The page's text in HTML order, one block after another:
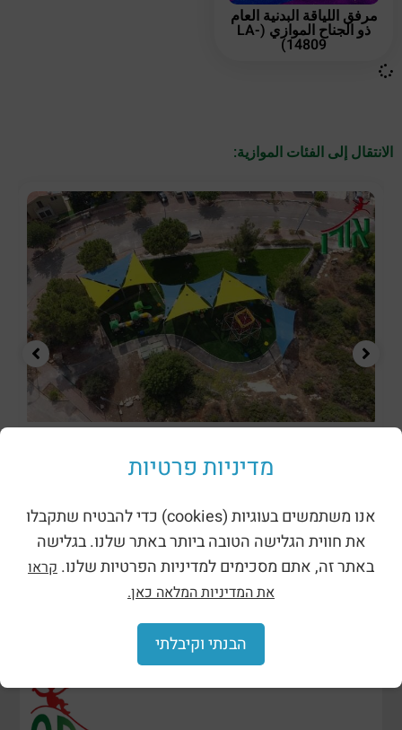
مرفق اللياقة البدنية العام
ذو الجناح الموازي (LA-
14809)
الانتقال إلى الفئات الموازية:
מדיניות פרטיות
אנו משתמשים בעוגיות (cookies) כדי להבטיח שתקבלו
את חווית הגלישה הטובה ביותר באתר שלנו. בגלישה
באתר זה, אתם מסכימים למדיניות הפרטיות שלנו. קראו
את המדיניות המלאה כאן.
הבנתי וקיבלתי